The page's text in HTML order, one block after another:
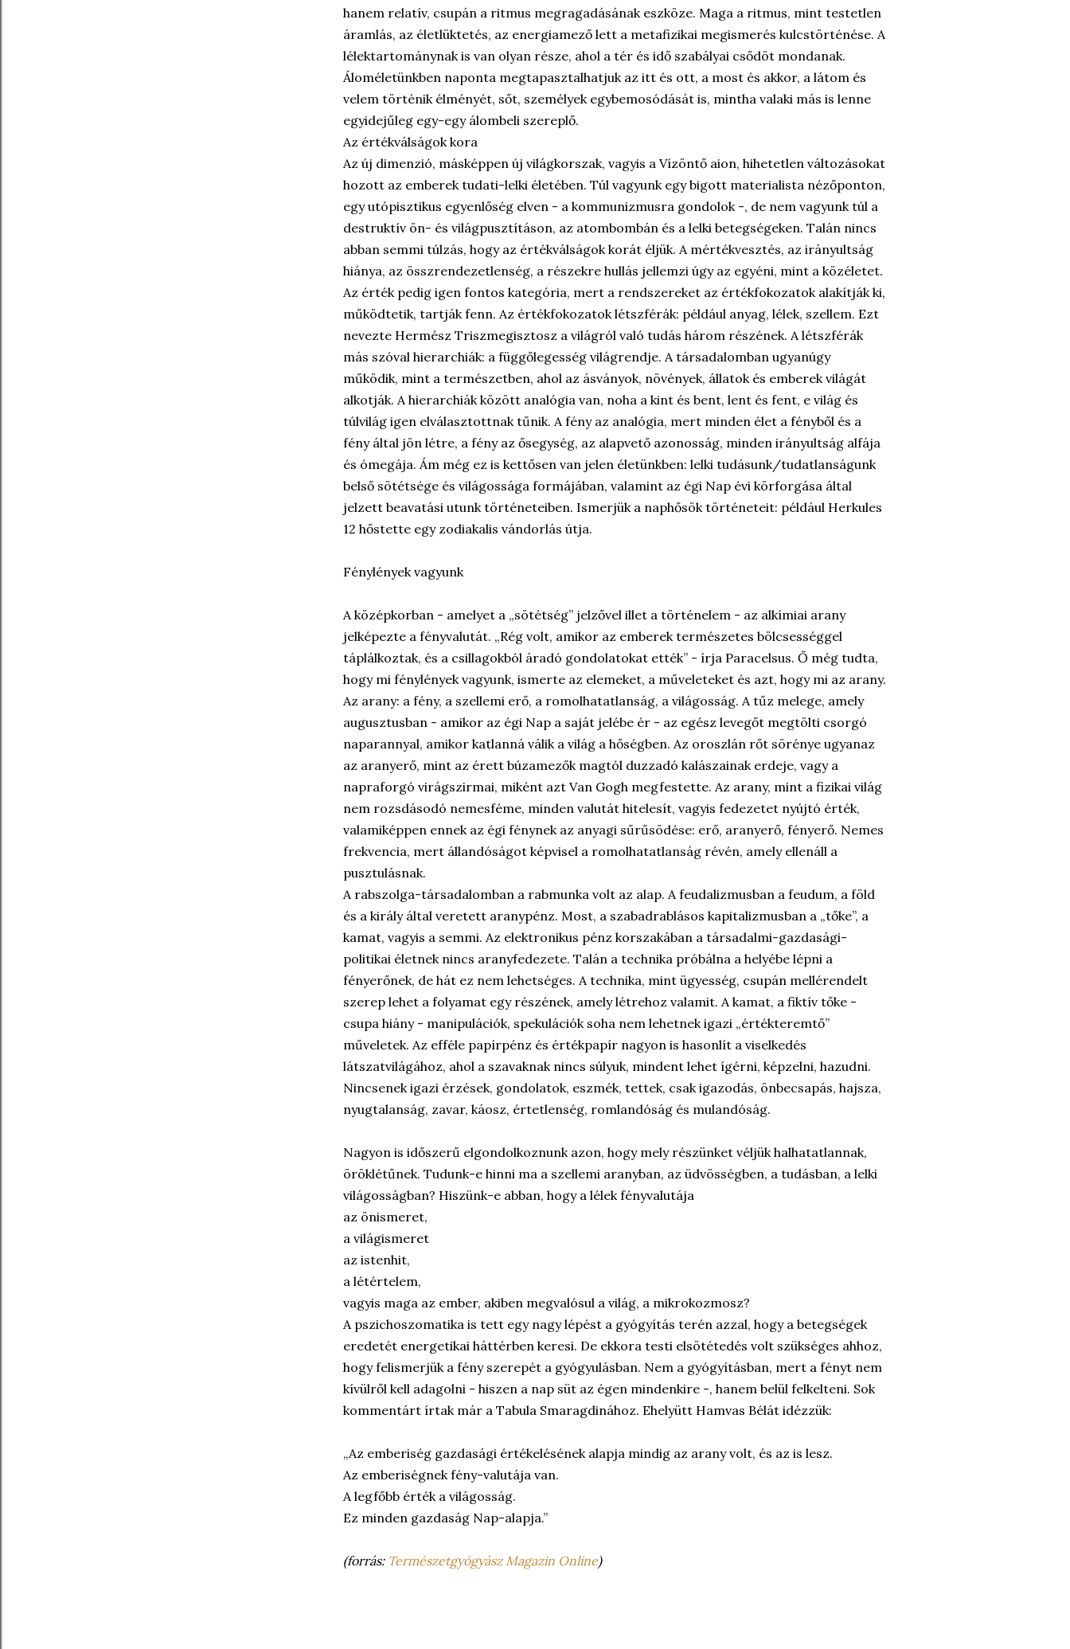
hanem relatív, csupán a ritmus megragadásának eszköze. Maga a ritmus, mint testetlen
áramlás, az életlüktetés, az energiamező lett a metafizikai megismerés kulcstörténése. A
lélektartománynak is van olyan része, ahol a tér és idő szabályai csődöt mondanak.
Áloméletünkben naponta megtapasztalhatjuk az itt és ott, a most és akkor, a látom és
velem történik élményét, sőt, személyek egybemosódását is, mintha valaki más is lenne
egyidejűleg egy-egy álombeli szereplő.
Az értékválságok kora
Az új dimenzió, másképpen új világkorszak, vagyis a Vízöntő aion, hihetetlen változásokat
hozott az emberek tudati-lelki életében. Túl vagyunk egy bigott materialista nézőponton,
egy utópisztikus egyenlőség elven - a kommunizmusra gondolok -, de nem vagyunk túl a
destruktív ön- és világpusztításon, az atombombán és a lelki betegségeken. Talán nincs
abban semmi túlzás, hogy az értékválságok korát éljük. A mértékvesztés, az irányultság
hiánya, az összrendezetlenség, a részekre hullás jellemzi úgy az egyéni, mint a közéletet.
Az érték pedig igen fontos kategória, mert a rendszereket az értékfokozatok alakítják ki,
működtetik, tartják fenn. Az értékfokozatok létszférák: például anyag, lélek, szellem. Ezt
nevezte Hermész Triszmegisztosz a világról való tudás három részének. A létszférák
más szóval hierarchiák: a függőlegesség világrendje. A társadalomban ugyanúgy
működik, mint a természetben, ahol az ásványok, növények, állatok és emberek világát
alkotják. A hierarchiák között analógia van, noha a kint és bent, lent és fent, e világ és
túlvilág igen elválasztottnak tűnik. A fény az analógia, mert minden élet a fényből és a
fény által jön létre, a fény az ősegység, az alapvető azonosság, minden irányultság alfája
és ómegája. Ám még ez is kettősen van jelen életünkben: lelki tudásunk/tudatlanságunk
belső sötétsége és világossága formájában, valamint az égi Nap évi körforgása által
jelzett beavatási utunk történeteiben. Ismerjük a naphősök történeteit: például Herkules
12 hőstette egy zodiakalis vándorlás útja.
Fénylények vagyunk
A középkorban - amelyet a „sötétség” jelzővel illet a történelem - az alkímiai arany
jelképezte a fényvalutát. „Rég volt, amikor az emberek természetes bölcsességgel
táplálkoztak, és a csillagokból áradó gondolatokat ették” - írja Paracelsus. Ő még tudta,
hogy mi fénylények vagyunk, ismerte az elemeket, a műveleteket és azt, hogy mi az arany.
Az arany: a fény, a szellemi erő, a romolhatatlanság, a világosság. A tűz melege, amely
augusztusban - amikor az égi Nap a saját jelébe ér - az egész levegőt megtölti csorgó
naparannyal, amikor katlanná válik a világ a hőségben. Az oroszlán rőt sörénye ugyanaz
az aranyerő, mint az érett búzamezők magtól duzzadó kalászainak erdeje, vagy a
napraforgó virágszirmai, miként azt Van Gogh megfestette. Az arany, mint a fizikai világ
nem rozsdásodó nemesféme, minden valutát hitelesít, vagyis fedezetet nyújtó érték,
valamiképpen ennek az égi fénynek az anyagi sűrűsödése: erő, aranyerő, fényerő. Nemes
frekvencia, mert állandóságot képvisel a romolhatatlanság révén, amely ellenáll a
pusztulásnak.
A rabszolga-társadalomban a rabmunka volt az alap. A feudalizmusban a feudum, a föld
és a király által veretett aranypénz. Most, a szabadrablásos kapitalizmusban a „tőke”, a
kamat, vagyis a semmi. Az elektronikus pénz korszakában a társadalmi-gazdasági-
politikai életnek nincs aranyfedezete. Talán a technika próbálna a helyébe lépni a
fényerőnek, de hát ez nem lehetséges. A technika, mint ügyesség, csupán mellérendelt
szerep lehet a folyamat egy részének, amely létrehoz valamit. A kamat, a fiktív tőke -
csupa hiány - manipulációk, spekulációk soha nem lehetnek igazi „értékteremtő”
műveletek. Az efféle papírpénz és értékpapír nagyon is hasonlít a viselkedés
látszatvilágához, ahol a szavaknak nincs súlyuk, mindent lehet ígérni, képzelni, hazudni.
Nincsenek igazi érzések, gondolatok, eszmék, tettek, csak igazodás, önbecsapás, hajsza,
nyugtalanság, zavar, káosz, értetlenség, romlandóság és mulandóság.
Nagyon is időszerű elgondolkoznunk azon, hogy mely részünket véljük halhatatlannak,
öröklétűnek. Tudunk-e hinni ma a szellemi aranyban, az üdvösségben, a tudásban, a lelki
világosságban? Hiszünk-e abban, hogy a lélek fényvalutája
az önismeret,
a világismeret
az istenhit,
a létértelem,
vagyis maga az ember, akiben megvalósul a világ, a mikrokozmosz?
A pszichoszomatika is tett egy nagy lépést a gyógyítás terén azzal, hogy a betegségek
eredetét energetikai háttérben keresi. De ekkora testi elsötétedés volt szükséges ahhoz,
hogy felismerjük a fény szerepét a gyógyulásban. Nem a gyógyításban, mert a fényt nem
kívülről kell adagolni - hiszen a nap süt az égen mindenkire -, hanem belül felkelteni. Sok
kommentárt írtak már a Tabula Smaragdinához. Ehelyütt Hamvas Bélát idézzük:
„Az emberiség gazdasági értékelésének alapja mindig az arany volt, és az is lesz.
Az emberiségnek fény-valutája van.
A legfőbb érték a világosság.
Ez minden gazdaság Nap-alapja.”
(forrás: Természetgyógyász Magazin Online)